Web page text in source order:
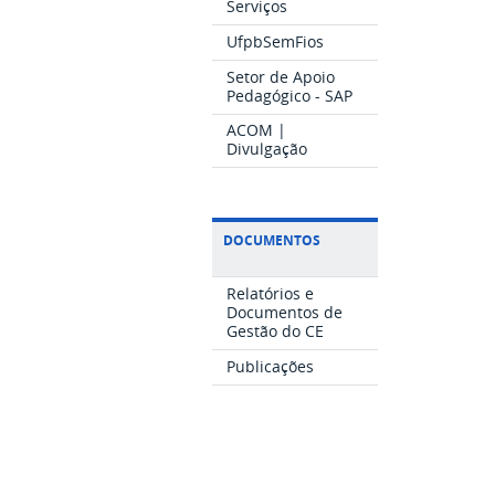
Serviços
UfpbSemFios
Setor de Apoio
Pedagógico - SAP
ACOM |
Divulgação
DOCUMENTOS
Relatórios e
Documentos de
Gestão do CE
Publicações